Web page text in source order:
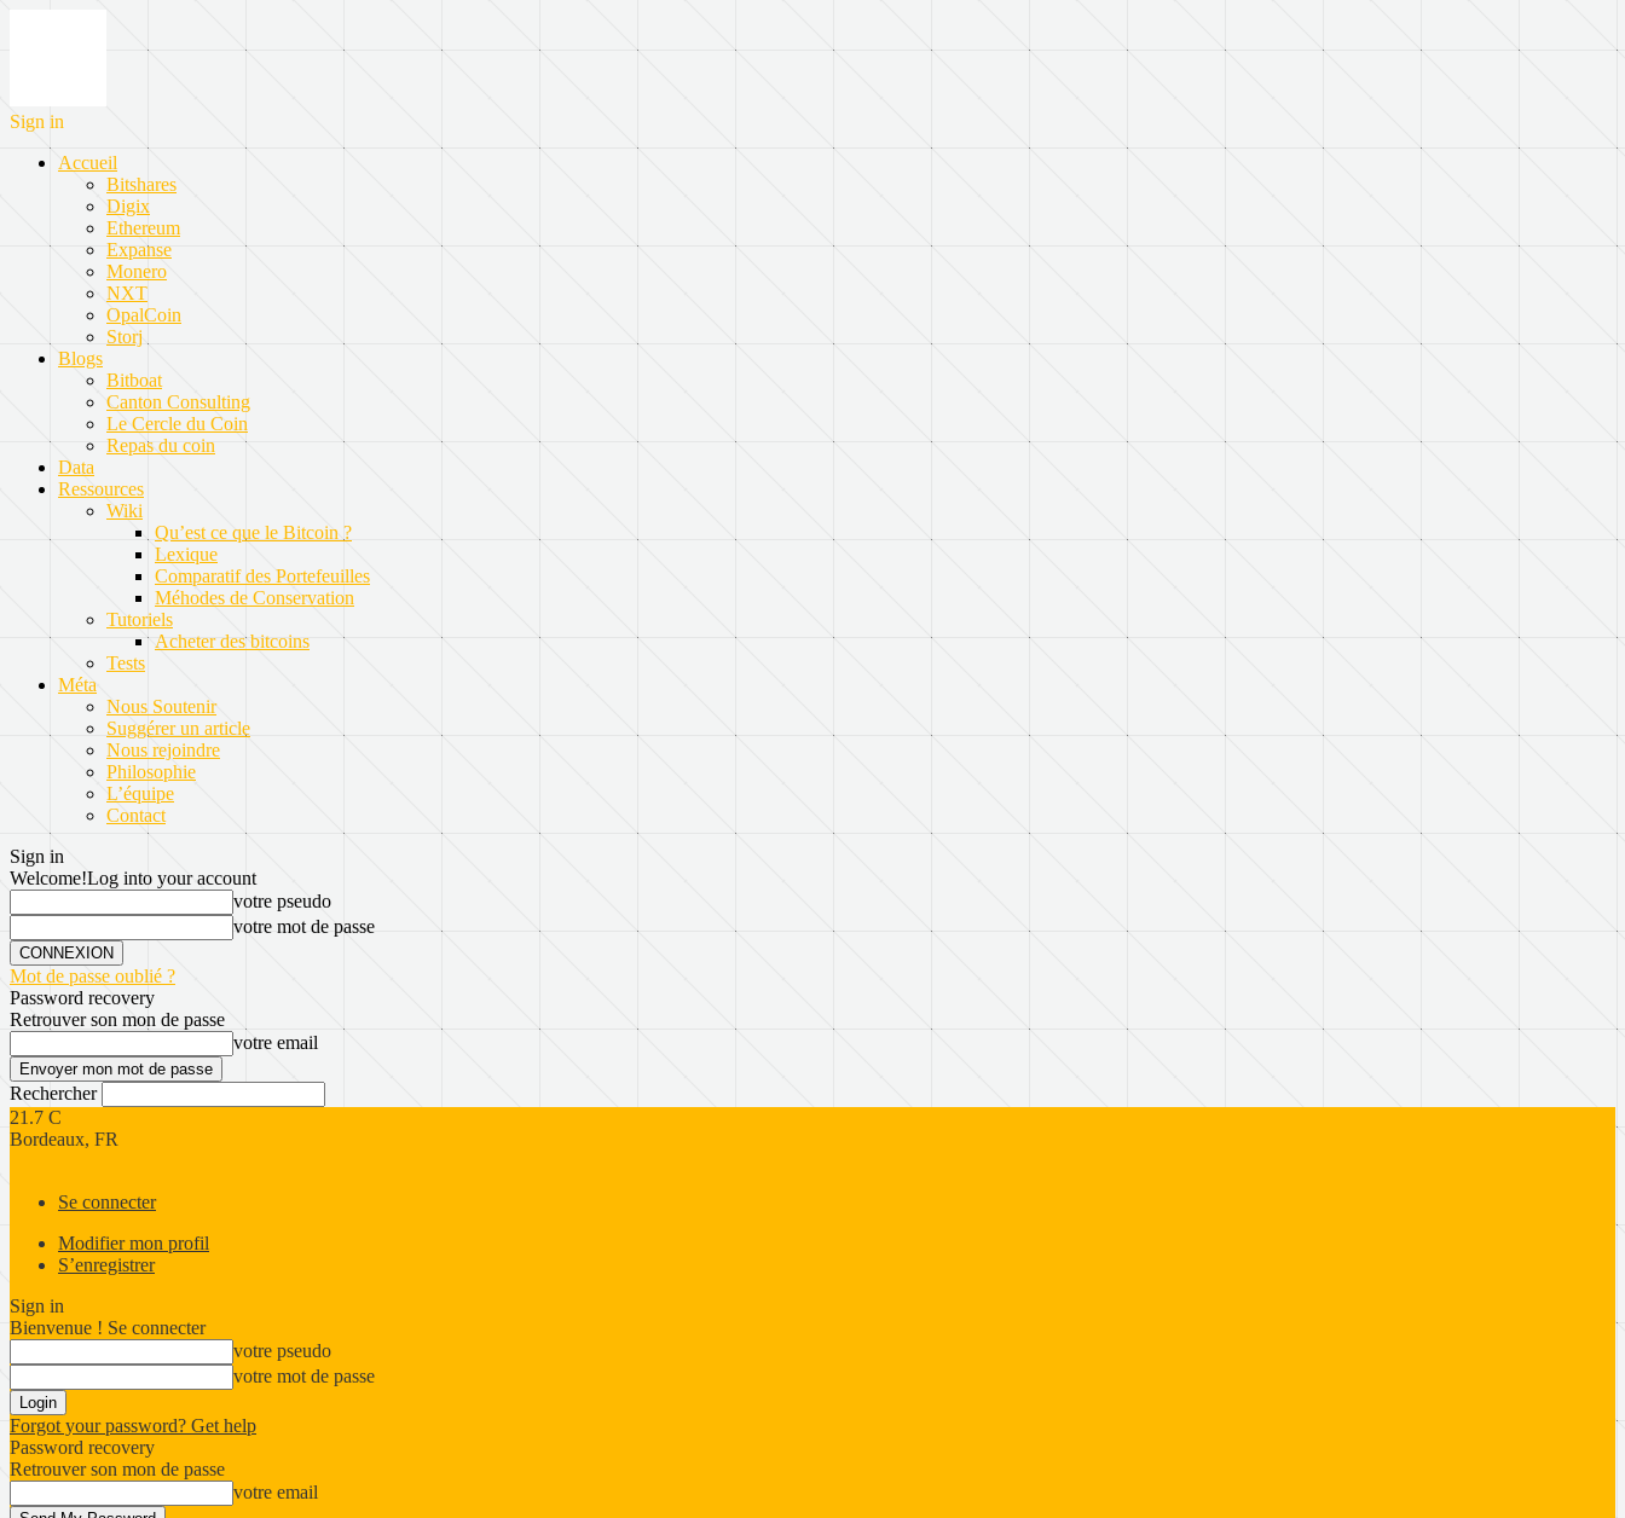
Sign in
Accueil
Bitshares
Digix
Ethereum
Expanse
Monero
NXT
OpalCoin
Storj
Blogs
Bitboat
Canton Consulting
Le Cercle du Coin
Repas du coin
Data
Ressources
Wiki
Qu’est ce que le Bitcoin ?
Lexique
Comparatif des Portefeuilles
Méhodes de Conservation
Tutoriels
Acheter des bitcoins
Tests
Méta
Nous Soutenir
Suggérer un article
Nous rejoindre
Philosophie
L’équipe
Contact
Sign in
Welcome!Log into your account
votre pseudo
votre mot de passe
Mot de passe oublié ?
Password recovery
Retrouver son mon de passe
votre email
Rechercher
21.7 C
Bordeaux, FR
Se connecter
Modifier mon profil
S’enregistrer
Sign in
Bienvenue ! Se connecter
votre pseudo
votre mot de passe
Forgot your password? Get help
Password recovery
Retrouver son mon de passe
votre email